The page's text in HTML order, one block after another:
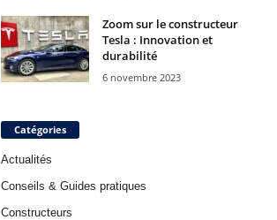
Zoom sur le constructeur
Tesla : Innovation et
durabilité
6 novembre 2023
Catégories
Actualités
Conseils & Guides pratiques
Constructeurs